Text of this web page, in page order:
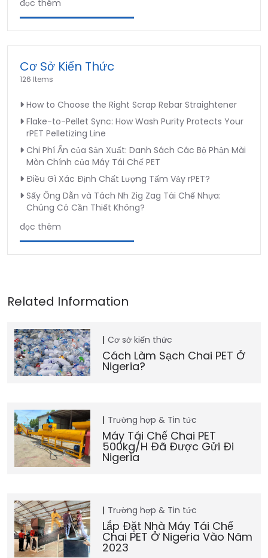
đọc thêm
Cơ Sở Kiến Thức
126 Items
How to Choose the Right Scrap Rebar Straightener
Flake-to-Pellet Sync: How Wash Purity Protects Your
rPET Pelletizing Line
Chi Phí Ẩn của Sản Xuất: Danh Sách Các Bộ Phận Mài
Mòn Chính của Máy Tái Chế PET
Điều Gì Xác Định Chất Lượng Tấm Vảy rPET?
Sấy Ống Dẫn và Tách Nh Zig Zag Tái Chế Nhựa:
Chúng Có Cần Thiết Không?
đọc thêm
Cơ sở kiến thức
Cách Làm Sạch Chai PET Ở
Nigeria?
Trường hợp & Tin tức
Máy Tái Chế Chai PET
500kg/h Đã Được Gửi Đi
Nigeria
Trường hợp & Tin tức
Lắp Đặt Nhà Máy Tái Chế
Chai PET Ở Nigeria Vào Năm
2023